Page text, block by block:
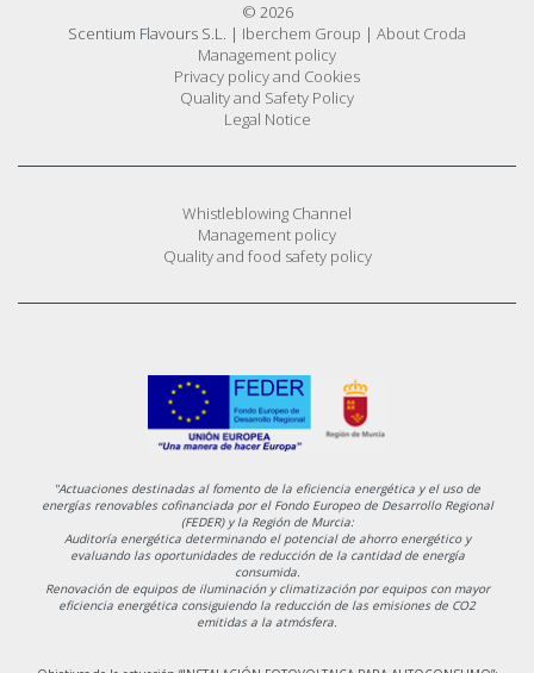
© 2026
Scentium Flavours S.L. | Iberchem Group | About Croda
Management policy
Privacy policy and Cookies
Quality and Safety Policy
Legal Notice
Whistleblowing Channel
Management policy
Quality and food safety policy
"Actuaciones destinadas al fomento de la eficiencia energética y el uso de
energías renovables cofinanciada por el Fondo Europeo de Desarrollo Regional
(FEDER) y la Región de Murcia:
Auditoría energética determinando el potencial de ahorro energético y
evaluando las oportunidades de reducción de la cantidad de energía
consumida.
Renovación de equipos de iluminación y climatización por equipos con mayor
eficiencia energética consiguiendo la reducción de las emisiones de CO2
emitidas a la atmósfera.